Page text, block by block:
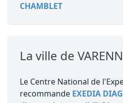
CHAMBLET
La ville de
Le Centre National de
recommande EXEDIA